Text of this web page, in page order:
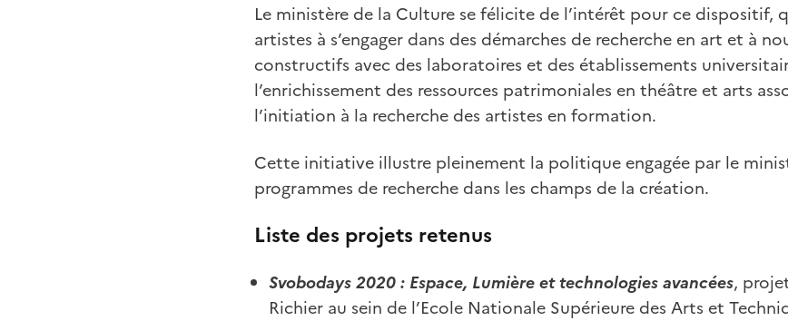
Le ministère de la Culture se félicite de l’intérêt pour ce dispositif,
artistes à s’engager dans des démarches de recherche en art et à
constructifs avec des laboratoires et des établissements
l’enrichissement des ressources patrimoniales en théâtre et arts
l’initiation à la recherche des artistes en formation.
Cette initiative illustre pleinement la politique engagée par le
programmes de recherche dans les champs de la création.
Liste des projets retenus
Svobodays 2020 : Espace, Lumière et technologies avancées,
Richier au sein de l’Ecole Nationale Supérieure des Arts et